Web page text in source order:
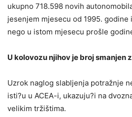
ukupno 718.598 novih
jesenjem mjesecu od 1995. godine
nego u istom mjesecu prošle
U kolovozu njihov je broj smanjen
Uzrok naglog slabljenja potražnje
isti?u u ACEA-i, ukazuju?i na
velikim tržištima.